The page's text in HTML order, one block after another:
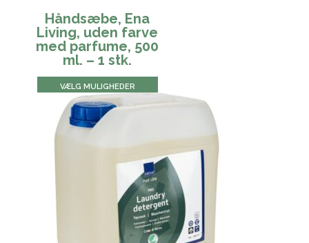
Håndsæbe, Ena
Living, uden farve
med parfume, 500
ml. – 1 stk.
VÆLG MULIGHEDER